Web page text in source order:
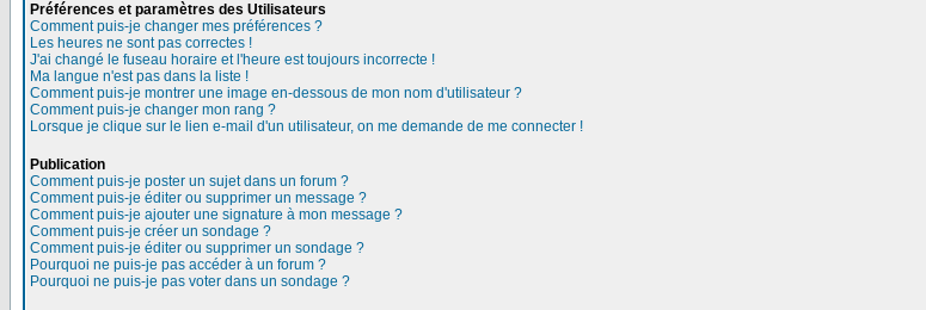
Préférences et paramètres des Utilisateurs
Comment puis-je changer mes préférences ?
Les heures ne sont pas correctes !
J'ai changé le fuseau horaire et l'heure est toujours incorrecte !
Ma langue n'est pas dans la liste !
Comment puis-je montrer une image en-dessous de mon nom d'utilisateur ?
Comment puis-je changer mon rang ?
Lorsque je clique sur le lien e-mail d'un utilisateur, on me demande de me connecter !
Publication
Comment puis-je poster un sujet dans un forum ?
Comment puis-je éditer ou supprimer un message ?
Comment puis-je ajouter une signature à mon message ?
Comment puis-je créer un sondage ?
Comment puis-je éditer ou supprimer un sondage ?
Pourquoi ne puis-je pas accéder à un forum ?
Pourquoi ne puis-je pas voter dans un sondage ?